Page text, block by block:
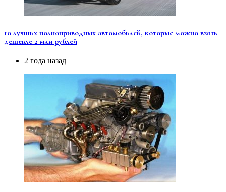
10 лучших полноприводных автомобилей, которые можно взять
дешевле 2 млн рублей
2 года назад